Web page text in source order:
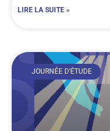
LIRE LA SUITE »
JOURNÉE D'ÉTUDE